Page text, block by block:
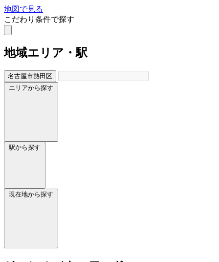
地図で見る
こだわり条件で探す
地域エリア・駅
名古屋市熱田区
エリアから探す
駅から探す
現在地から探す